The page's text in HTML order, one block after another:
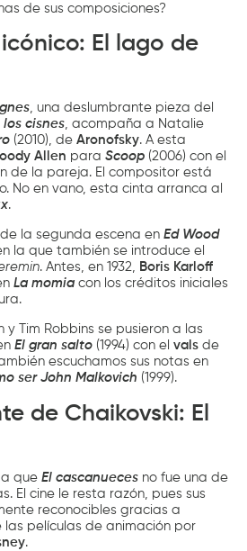
de sus composiciones?
El lago de
, una deslumbrante pieza del
los cisnes, acompaña a Natalie
(2010), deAronofsky. A esta
Allen para Scoop (2006) con el
de la pareja. El compositor está
No en vano, esta cinta arranca al
.
de la segunda escena enEd Wood
la que también se introduce el
. Antes, en 1932, Boris Karloff
La momia con los créditos iniciales
y Tim Robbins se pusieron a las
El gran salto (1994) con elvals de
escuchamos sus notas en
ser John Malkovich (1999).
de Chaikovski: El
queEl cascanueces no fue una de
El cine le resta razón, pues sus
reconocibles gracias a
las películas de animación por
.